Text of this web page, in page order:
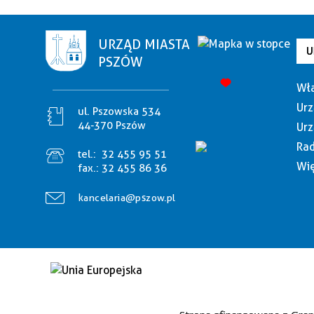
URZĄD MIASTA
PSZÓW
ul. Pszowska 534
44-370 Pszów
tel.: 32 455 95 51
fax.: 32 455 86 36
kancelaria@pszow.pl